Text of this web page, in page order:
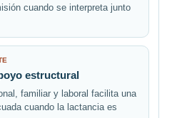
cuando se interpreta junto
estructural
familiar y laboral facilita una
cuando la lactancia es